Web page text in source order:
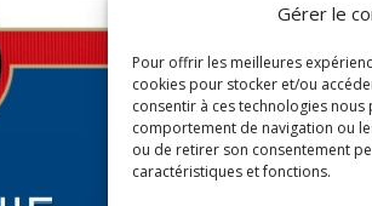
Gérer le
Pour offrir les meilleures
cookies pour stocker et/ou
consentir à ces technologies
comportement de navigation ou
ou de retirer son consentement
caractéristiques et fonctions.